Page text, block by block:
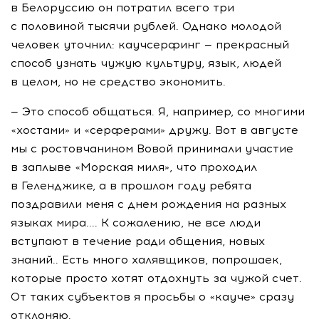
в Белоруссию он потратил всего три
с половиной тысячи рублей. Однако молодой
человек уточнил: каучсерфинг — прекрасный
способ узнать чужую культуру, язык, людей
в целом, но не средство экономить.
— Это способ общаться. Я, например, со многими
«хостами» и «серферами» дружу. Вот в августе
мы с ростовчанином Вовой принимали участие
в заплыве «Морская миля», что проходил
в Геленджике, а в прошлом году ребята
поздравили меня с днем рождения на разных
языках мира.... К сожалению, не все люди
вступают в течение ради общения, новых
знаний.. Есть много халявщиков, попрошаек,
которые просто хотят отдохнуть за чужой счет.
От таких субъектов я просьбы о «кауче» сразу
отклоняю.